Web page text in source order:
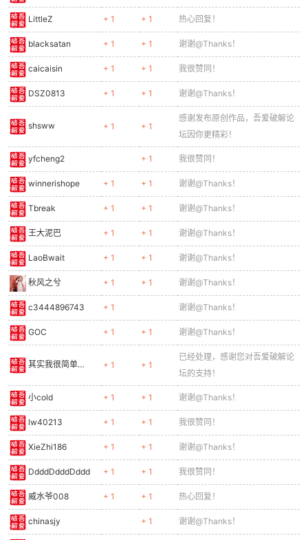
LittleZ + 1 + 1 热心回复！
blacksatan + 1 + 1 谢谢@Thanks！
caicaisin + 1 + 1 我很赞同！
DSZ0813 + 1 + 1 谢谢@Thanks！
shsww + 1 + 1
感谢发布原创作品，吾爱破解论
坛因你更精彩！
yfcheng2 + 1 我很赞同！
winnerishope + 1 + 1 谢谢@Thanks！
Tbreak + 1 + 1 谢谢@Thanks！
王大泥巴 + 1 + 1 谢谢@Thanks！
LaoBwait + 1 + 1 谢谢@Thanks！
秋风之兮 + 1 + 1 谢谢@Thanks！
c3444896743 + 1 谢谢@Thanks！
GOC + 1 + 1 谢谢@Thanks！
其实我很简单… + 1 + 1
已经处理，感谢您对吾爱破解论
坛的支持！
小cold + 1 + 1 谢谢@Thanks！
lw40213 + 1 + 1 我很赞同！
XieZhi186 + 1 + 1 谢谢@Thanks！
DdddDdddDddd + 1 + 1 我很赞同！
威水爷008 + 1 + 1 热心回复！
chinasjy + 1 谢谢@Thanks！